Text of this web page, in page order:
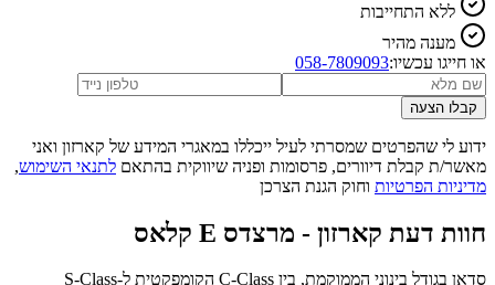
ללא התחייבות
מענה מהיר
או חייגו עכשיו:058-7809093
קבלו הצעה
ידוע לי שהפרטים שמסרתי לעיל ייכללו במאגרי המידע של קארזון ואני
מאשר/ת קבלת דיוורים, פרסומות ופניה שיווקית בהתאם לתנאי השימוש,
מדיניות הפרטיות וחוק הגנת הצרכן
חוות דעת קארזון - מרצדס E קלאס
סדאן בגודל בינוני הממוקמת, בין C‑Class הקומפקטית ל‑S‑Class